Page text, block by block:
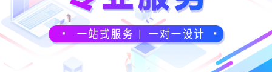
新闻资讯
关于我们